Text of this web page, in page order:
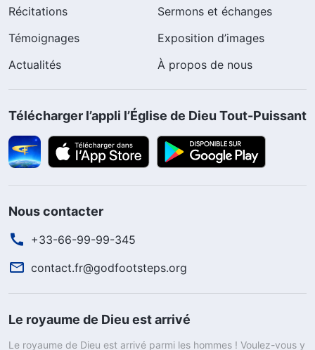
Récitations
Sermons et échanges
Témoignages
Exposition d’images
Actualités
À propos de nous
Télécharger l’appli l’Église de Dieu Tout-Puissant
Nous contacter
+33-66-99-99-345
contact.fr@godfootsteps.org
Le royaume de Dieu est arrivé
Le royaume de Dieu est arrivé parmi les hommes ! Voulez-vous y